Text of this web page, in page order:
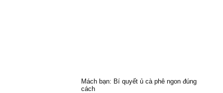
Mách bạn: Bí quyết ủ cà phê ngon đúng
cách